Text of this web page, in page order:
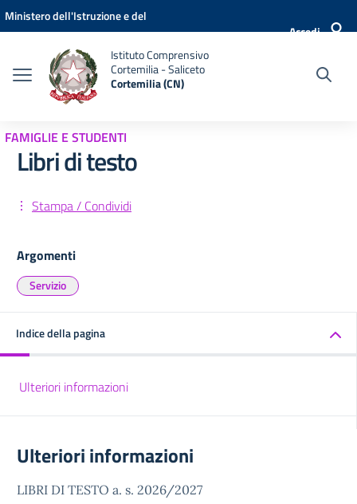
Vai ai contenuti
Vai al menu di navigazione
Vai al footer
Ministero dell'Istruzione e del
Accedi
Istituto Comprensivo
Cortemilia - Saliceto
Cortemilia (CN)
FAMIGLIE E STUDENTI
Libri di testo
Stampa / Condividi
Argomenti
Servizio
Indice della pagina
Ulteriori informazioni
Ulteriori informazioni
LIBRI DI TESTO a. s. 2026/2027